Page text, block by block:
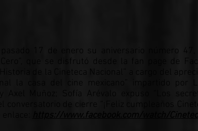
17 de enero su aniversario número 47,
que se disfrutó desde la fan page de
de la Cineteca Nacional” a cargo del
la casa del cine mexicano” impartido por
Axel Muñoz; Sofía Arévalo expuso “Los
de cierre “¡Feliz cumpleaños
https://www.facebook.com/watch/